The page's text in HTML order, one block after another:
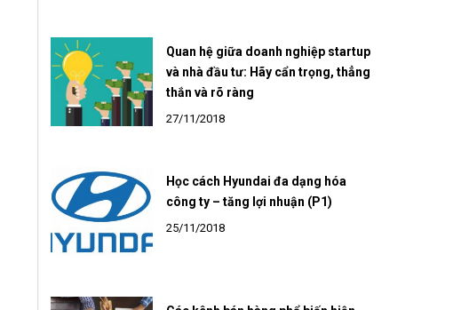
Quan hệ giữa doanh nghiệp startup
và nhà đầu tư: Hãy cẩn trọng, thẳng
Học cách Hyundai đa dạng hóa